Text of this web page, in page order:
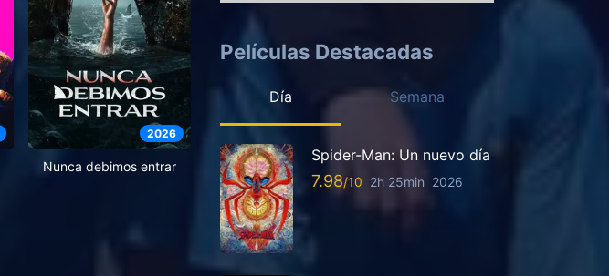
2026
Nunca debimos entrar
Películas Destacadas
Día Semana
Spider-Man: Un nuevo día
7.98 2h 25min 2026